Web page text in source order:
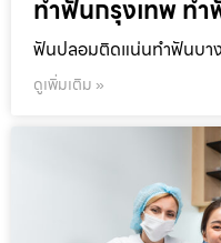
ทำฟันกรุงเทพ ท
ฟันปลอมติดแน่นทำฟันบา
ดูเพิ่มเติม »